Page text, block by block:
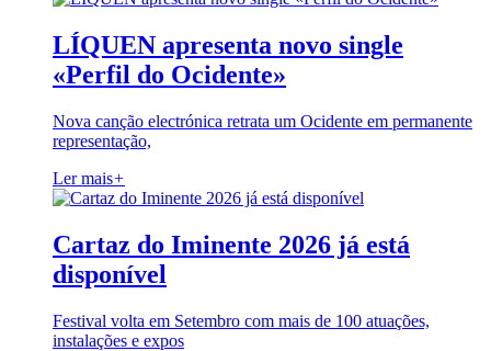
LÍQUEN apresenta novo single
«Perfil do Ocidente»
Nova canção electrónica retrata um Ocidente em permanente
representação,
Ler mais+
Cartaz do Iminente 2026 já está
disponível
Festival volta em Setembro com mais de 100 atuações,
instalações e expos